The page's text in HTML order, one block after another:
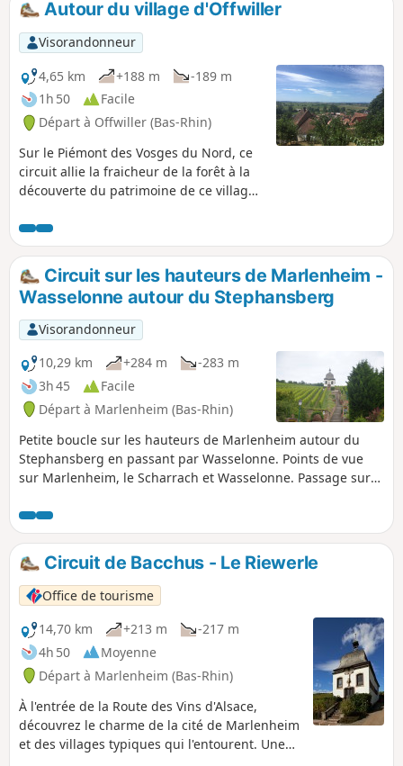
Autour du village d'Offwiller
Visorandonneur
4,65 km
+188 m
-189 m
1h 50
Facile
Départ à Offwiller (Bas-Rhin)
Sur le Piémont des Vosges du Nord, ce
circuit allie la fraicheur de la forêt à la
découverte du patrimoine de ce village
Circuit sur les hauteurs de Marlenheim -
Wasselonne autour du Stephansberg
Visorandonneur
10,29 km
+284 m
-283 m
3h 45
Facile
Départ à Marlenheim (Bas-Rhin)
Petite boucle sur les hauteurs de Marlenheim autour du
Stephansberg en passant par Wasselonne. Points de vue
sur Marlenheim, le Scharrach et Wasselonne. Passage sur
possibilités de faire de l'escalade.
Circuit de Bacchus - Le Riewerle
Office de tourisme
14,70 km
+213 m
-217 m
4h 50
Moyenne
Départ à Marlenheim (Bas-Rhin)
À l'entrée de la Route des Vins d'Alsace,
découvrez le charme de la cité de Marlenheim
et des villages typiques qui l'entourent. Une